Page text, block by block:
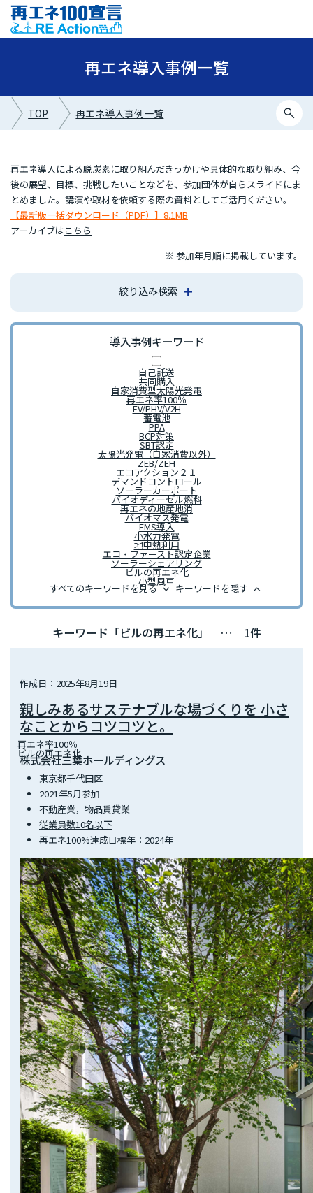
再エネ導入事例一覧
TOP 再エネ導入事例一覧 search
再エネ導入による脱炭素に取り組んだきっかけや具体的な取り組み、今
後の展望、目標、挑戦したいことなどを、参加団体が自らスライドにま
とめました。講演や取材を依頼する際の資料としてご活用ください。
【最新版一括ダウンロード（PDF）】8.1MB
アーカイブはこちら
※ 参加年月順に掲載しています。
絞り込み検索
導入事例キーワード
自己託送
共同購入
自家消費型太陽光発電
再エネ率100％
EV/PHV/V2H
蓄電池
PPA
BCP対策
SBT認定
太陽光発電（自家消費以外）
ZEB/ZEH
エコアクション２１
デマンドコントロール
ソーラーカーポート
バイオディーゼル燃料
再エネの地産地消
バイオマス発電
EMS導入
小水力発電
地中熱利用
エコ・ファースト認定企業
ソーラーシェアリング
ビルの再エネ化
小型風車
すべてのキーワードを見るkeyboard_arrow_down キーワードを隠す keyboard_arrow_up
キーワード「ビルの再エネ化」 … 1件
作成日：2025年8月19日
親しみあるサステナブルな場づくりを 小さ
なことからコツコツと。
再エネ率100％
ビルの再エネ化
株式会社三葉ホールディングス
東京都千代田区
2021年5月参加
不動産業，物品賃貸業
従業員数10名以下
再エネ100%達成目標年：2024年